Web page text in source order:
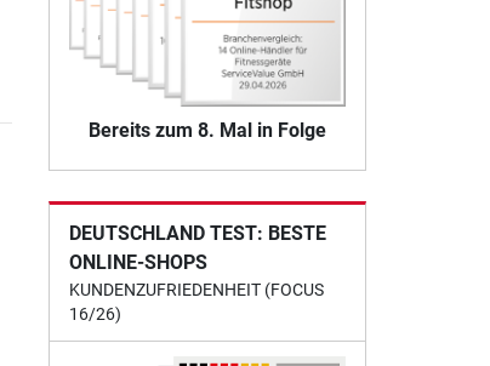
Bereits zum 8. Mal in Folge
DEUTSCHLAND TEST: BESTE
ONLINE-SHOPS
KUNDENZUFRIEDENHEIT (FOCUS
16/26)